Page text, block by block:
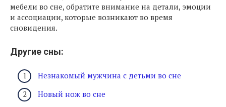
мебели во сне, обратите внимание на детали, эмоции
и ассоциации, которые возникают во время
сновидения.
Другие сны:
Незнакомый мужчина с детьми во сне
Новый нож во сне